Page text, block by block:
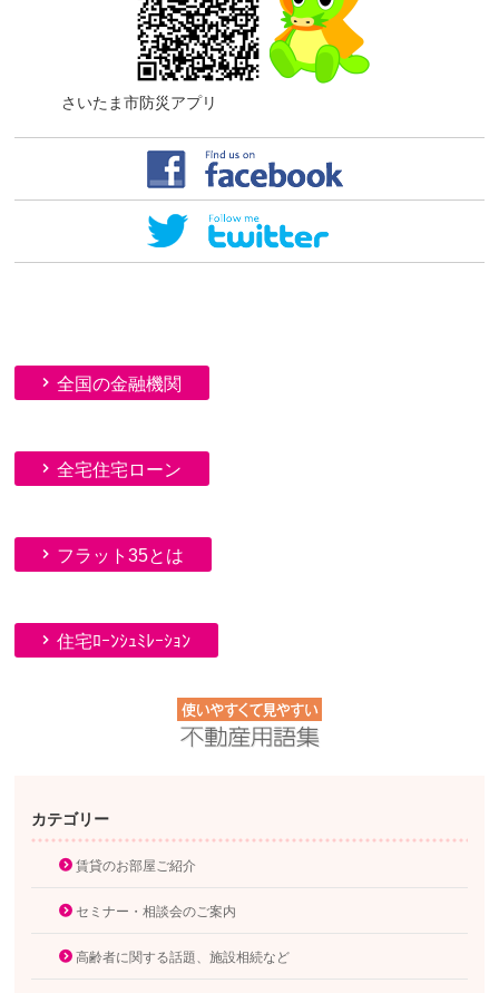
さいたま市防災アプリ
全国の金融機関
全宅住宅ローン
フラット35とは
住宅ﾛｰﾝｼｭﾐﾚｰｼｮﾝ
カテゴリー
賃貸のお部屋ご紹介
セミナー・相談会のご案内
高齢者に関する話題、施設相続など